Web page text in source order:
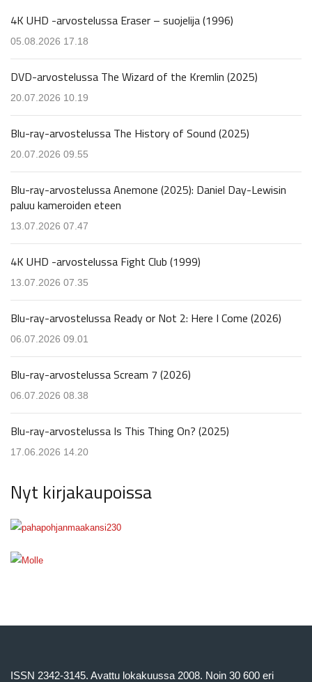
4K UHD -arvostelussa Eraser – suojelija (1996)
05.08.2026 17.18
DVD-arvostelussa The Wizard of the Kremlin (2025)
20.07.2026 10.19
Blu-ray-arvostelussa The History of Sound (2025)
20.07.2026 09.55
Blu-ray-arvostelussa Anemone (2025): Daniel Day-Lewisin
paluu kameroiden eteen
13.07.2026 07.47
4K UHD -arvostelussa Fight Club (1999)
13.07.2026 07.35
Blu-ray-arvostelussa Ready or Not 2: Here I Come (2026)
06.07.2026 09.01
Blu-ray-arvostelussa Scream 7 (2026)
06.07.2026 08.38
Blu-ray-arvostelussa Is This Thing On? (2025)
17.06.2026 14.20
Nyt kirjakaupoissa
ISSN 2342-3145. Avattu lokakuussa 2008. Noin 30 600 eri